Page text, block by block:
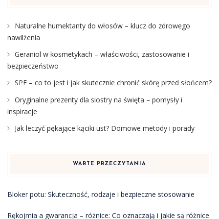
Naturalne humektanty do włosów – klucz do zdrowego
nawilżenia
Geraniol w kosmetykach – właściwości, zastosowanie i
bezpieczeństwo
SPF – co to jest i jak skutecznie chronić skórę przed słońcem?
Oryginalne prezenty dla siostry na święta – pomysły i
inspiracje
Jak leczyć pękające kąciki ust? Domowe metody i porady
WARTE PRZECZYTANIA
Bloker potu: Skuteczność, rodzaje i bezpieczne stosowanie
Rękojmia a gwarancja – różnice: Co oznaczają i jakie są różnice